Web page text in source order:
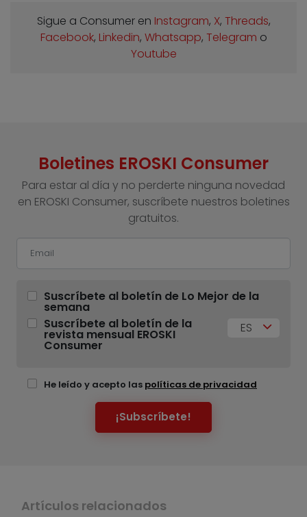
Sigue a Consumer en Instagram, X, Threads,
Facebook, Linkedin, Whatsapp, Telegram o
Youtube
Boletines EROSKI Consumer
Para estar al día y no perderte ninguna novedad
en EROSKI Consumer, suscríbete nuestros boletines
gratuitos.
Suscríbete al boletín de Lo Mejor de la
semana
Suscríbete al boletín de la
revista mensual EROSKI
Consumer
ES
He leído y acepto las políticas de privacidad
¡Subscríbete!
Artículos relacionados